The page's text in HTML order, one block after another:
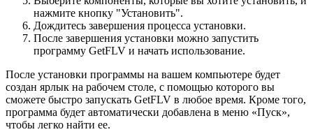
нажмите кнопку "Установить".
Дождитесь завершения процесса установки.
После завершения установки можно запустить
программу GetFLV и начать использование.
После установки программы на вашем компьютере будет
создан ярлык на рабочем столе, с помощью которого вы
сможете быстро запускать GetFLV в любое время. Кроме того,
программа будет автоматически добавлена в меню «Пуск»,
чтобы легко найти ее.